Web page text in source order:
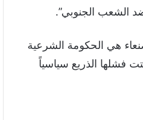
الشعب الجنوبي”.
هي الحكومة الشرعية
فشلها الذريع سياسياً